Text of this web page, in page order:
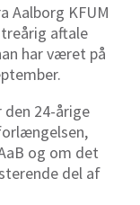
Aalborg KFUM
aftale
har været på
24-årige
og om det
del af